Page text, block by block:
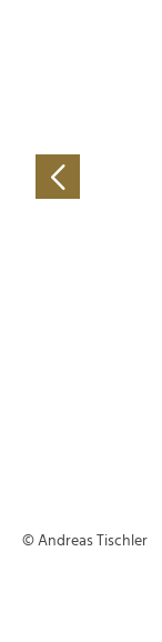
© Andreas Tischler